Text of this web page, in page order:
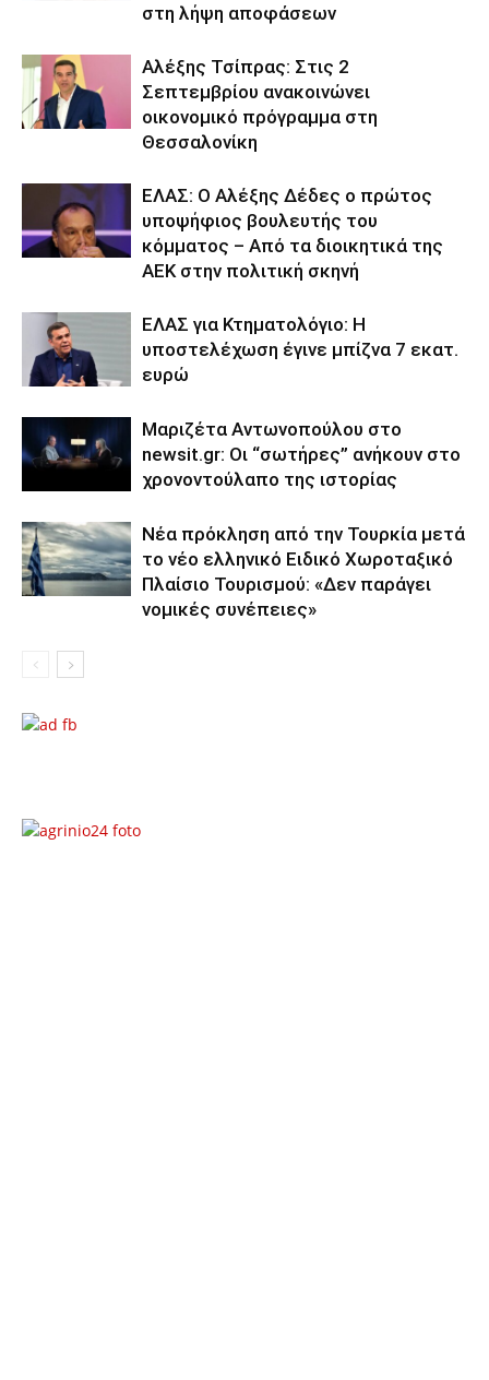
στη λήψη αποφάσεων
Αλέξης Τσίπρας: Στις 2
Σεπτεμβρίου ανακοινώνει
οικονομικό πρόγραμμα στη
Θεσσαλονίκη
ΕΛΑΣ: Ο Αλέξης Δέδες ο πρώτος
υποψήφιος βουλευτής του
κόμματος – Από τα διοικητικά της
ΑΕΚ στην πολιτική σκηνή
ΕΛΑΣ για Κτηματολόγιο: Η
υποστελέχωση έγινε μπίζνα 7 εκατ.
ευρώ
Μαριζέτα Αντωνοπούλου στο
newsit.gr: Οι “σωτήρες” ανήκουν στο
χρονοντούλαπο της ιστορίας
Νέα πρόκληση από την Τουρκία μετά
το νέο ελληνικό Ειδικό Χωροταξικό
Πλαίσιο Τουρισμού: «Δεν παράγει
νομικές συνέπειες»